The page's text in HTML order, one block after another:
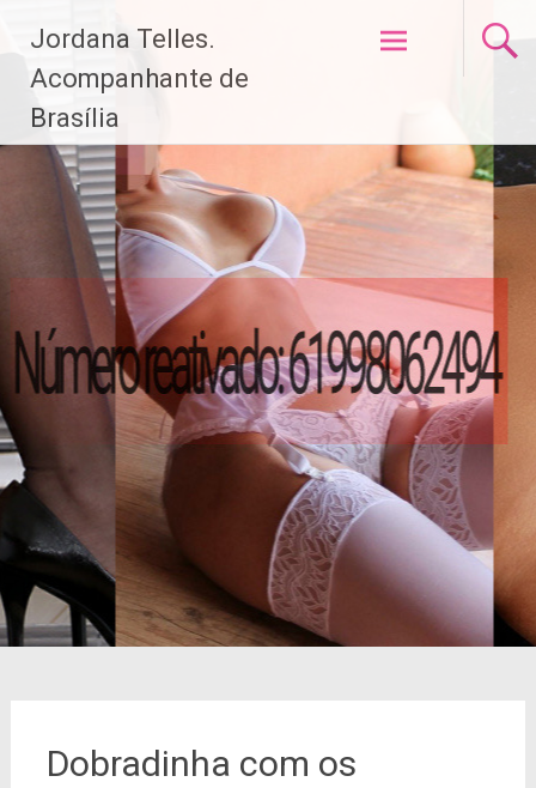
paraJordana Telles.
Acompanhante de
Brasília
Dobradinha com os